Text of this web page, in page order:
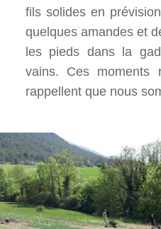
fils solides en
quelques amandes et
les pieds dans la
vains. Ces moments
rappellent que nous